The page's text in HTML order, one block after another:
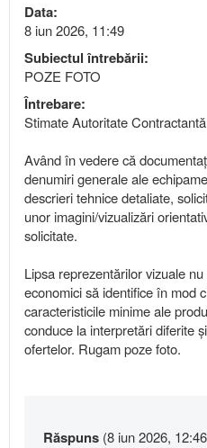
Data:
8 iun 2026, 11:49
Subiectul întrebării:
POZE FOTO
Întrebare:
Stimate Autoritate
Având în vedere că
denumiri generale ale
descrieri tehnice detaliate,
unor imagini/vizualizări
solicitate.
Lipsa reprezentărilor vizuale
economici să identifice în mod
caracteristicile minime ale
conduce la interpretări diferite
ofertelor. Rugam poze foto.
Răspuns (8 iun 2026,